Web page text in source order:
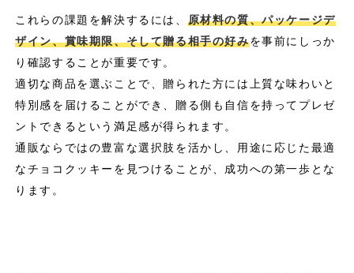
これらの課題を解決するには、 原材料の質、パッケージデ
ザイン、賞味期限、そして贈る相手の好みを事前にしっか
り確認することが重要です。
適切な商品を選ぶことで、贈られた方には上質な味わいと
特別感を届けることができ、贈る側も自信を持ってプレゼ
ントできるという満足感が得られます。
通販ならではの豊富な選択肢を活かし、用途に応じた最適
なチョコクッキーを見つけることが、成功への第一歩とな
ります。